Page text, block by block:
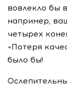
вовлекло бы
например,
четырех
«Потеря
было бы!